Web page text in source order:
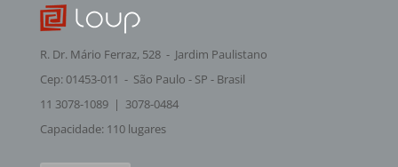
R. Dr. Mário Ferraz, 528 - Jardim Paulistano
Cep: 01453-011 - São Paulo - SP - Brasil
11 3078-1089 | 3078-0484
Capacidade: 110 lugares